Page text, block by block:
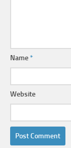
Name*
Website